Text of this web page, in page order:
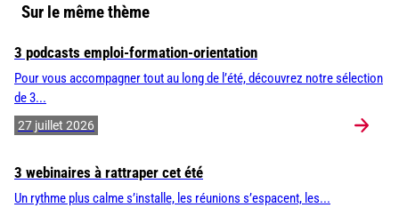
Sur le même thème
3 podcasts emploi-formation-orientation
Pour vous accompagner tout au long de l’été, découvrez notre sélection
de 3...
27 juillet 2026
3 webinaires à rattraper cet été
Un rythme plus calme s’installe, les réunions s’espacent, les...